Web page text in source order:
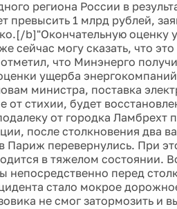
региона России в
превысить 1 млрд рублей,
b]"Окончательную оценку
сейчас могу сказать, что
что Минэнерго
ущерба
министра, поставка
от стихии, будет
от городка
после столкновения два
Париж перевернулись. При
в тяжелом состоянии.
непосредственно перед
стало мокрое
не смог затормозить и